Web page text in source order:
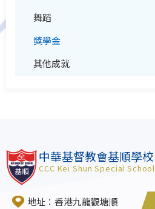
舞蹈
獎學金
其他成就
中華基督教會基順學校
CCC Kei Shun Special School
地址：香港九龍觀塘順